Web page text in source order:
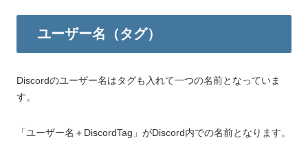
ユーザー名（タグ）
Discordのユーザー名はタグも入れて一つの名前となっていま
す。
「ユーザー名＋DiscordTag」がDiscord内での名前となります。